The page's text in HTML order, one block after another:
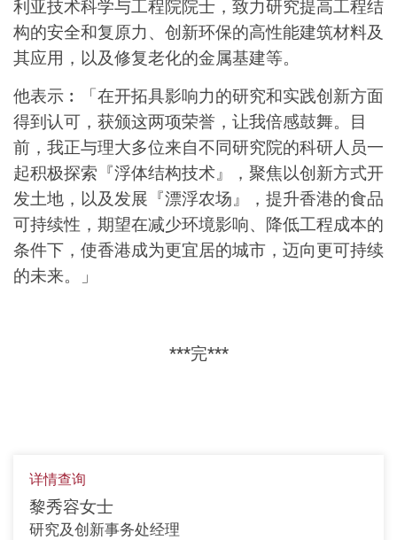
利亚技术科学与工程院院士，致力研究提高工程结
构的安全和复原力、创新环保的高性能建筑材料及
其应用，以及修复老化的金属基建等。
他表示︰「在开拓具影响力的研究和实践创新方面
得到认可，获颁这两项荣誉，让我倍感鼓舞。目
前，我正与理大多位来自不同研究院的科研人员一
起积极探索『浮体结构技术』，聚焦以创新方式开
发土地，以及发展『漂浮农场』，提升香港的食品
可持续性，期望在减少环境影响、降低工程成本的
条件下，使香港成为更宜居的城市，迈向更可持续
的未来。」
***完***
详情查询
黎秀容女士
研究及创新事务处经理